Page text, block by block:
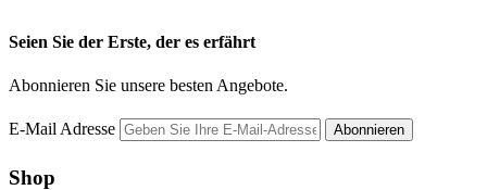
Seien Sie der Erste, der es erfährt
Abonnieren Sie unsere besten Angebote.
E-Mail Adresse Abonnieren
Shop